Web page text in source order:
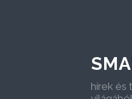
hírek és